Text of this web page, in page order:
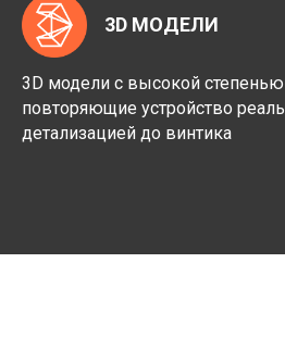
3D МОДЕЛИ
3D модели с высокой степенью
повторяющие устройство
детализацией до винтика